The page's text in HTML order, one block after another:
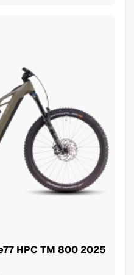
HPC TM 800 2025